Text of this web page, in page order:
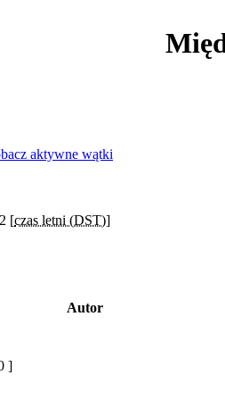
aktywne wątki
[czas letni (DST)]
Autor
]